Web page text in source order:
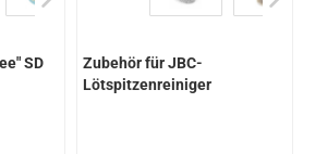
SD
Zubehör für JBC-
Lötspitzenreiniger